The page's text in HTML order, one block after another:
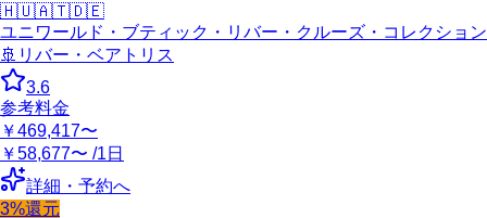
🇭🇺🇦🇹🇩🇪
ユニワールド・ブティック・リバー・クルーズ・コレクション
🚢 リバー・ベアトリス
3.6
参考料金
￥469,417〜
￥58,677〜 /1日
詳細・予約へ
3%還元